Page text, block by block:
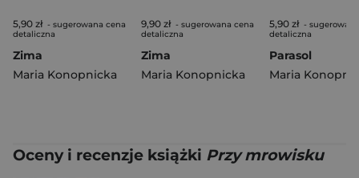
5,90 zł - sugerowana cena
detaliczna
Zima
Maria Konopnicka
9,90 zł - sugerowana cena
detaliczna
Zima
Maria Konopnicka
5,90 zł -
detaliczna
Parasol
Maria
Oceny i recenzje książki Przy mrowisku